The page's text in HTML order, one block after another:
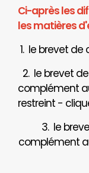
Ci-après les
les matières
1. le brevet
2. le brevet
restreint -
3. le
complément